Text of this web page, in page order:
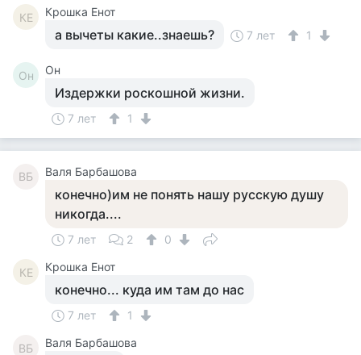
КЕ Крошка Енот
а вычеты какие..знаешь? 7 лет 1
Он Он
Издержки роскошной жизни.
7 лет 1
ВБ Валя Барбашова
конечно)им не понять нашу русскую душу
никогда....
7 лет 2 0
КЕ Крошка Енот
конечно... куда им там до нас
7 лет 1
ВБ Валя Барбашова